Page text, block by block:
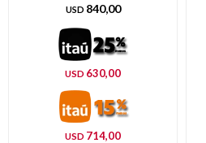
USD 840,00
USD 630,00
USD 714,00